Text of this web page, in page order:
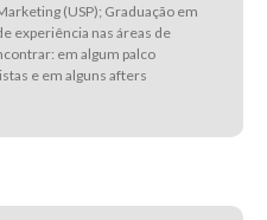
(USP); Graduação em
experiência nas áreas de
em algum palco
e em alguns afters